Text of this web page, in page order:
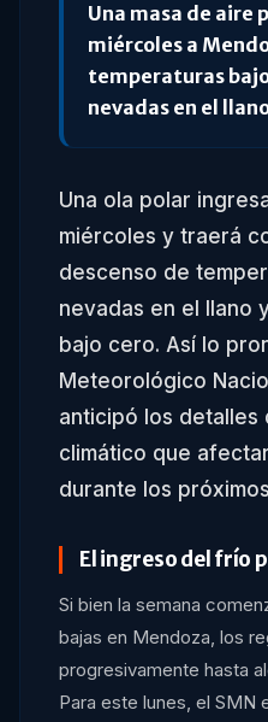
Una masa de aire
miércoles a
temperaturas
nevadas en el
Una ola polar
miércoles y traerá
descenso de
nevadas en el llano
bajo cero. Así lo
Meteorológico
anticipó los detalles
climático que
durante los
El ingreso del frío
Si bien la semana
bajas en Mendoza, los
progresivamente hasta
Para este lunes, el SMN